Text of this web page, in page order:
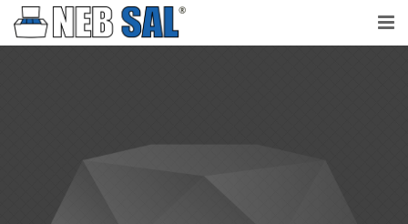
Laboratorio accreditato